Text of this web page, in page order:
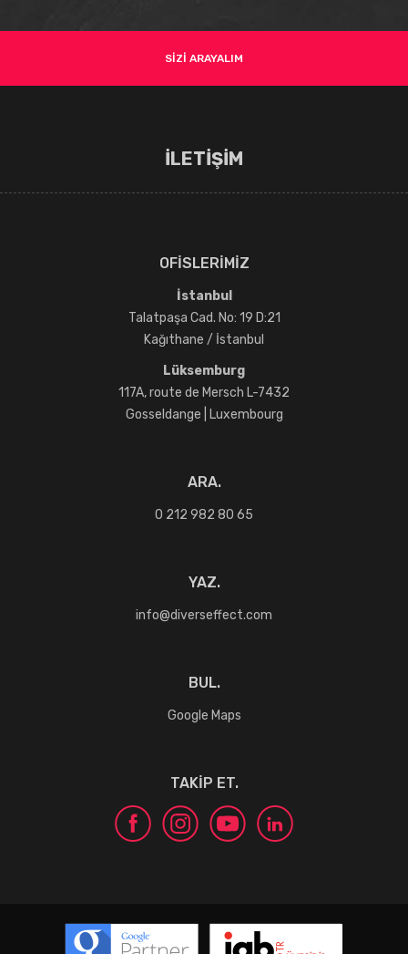
SİZİ ARAYALIM
İLETİŞİM
OFİSLERİMİZ
İstanbul
Talatpaşa Cad. No: 19 D:21
Kağıthane / İstanbul
Lüksemburg
117A, route de Mersch L-7432
Gosseldange | Luxembourg
ARA.
0 212 982 80 65
YAZ.
info@diverseffect.com
BUL.
Google Maps
TAKİP ET.